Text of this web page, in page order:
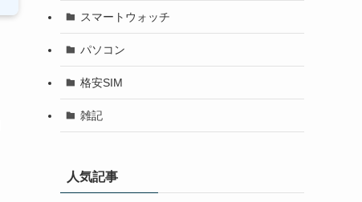
スマートウォッチ
パソコン
格安SIM
雑記
人気記事